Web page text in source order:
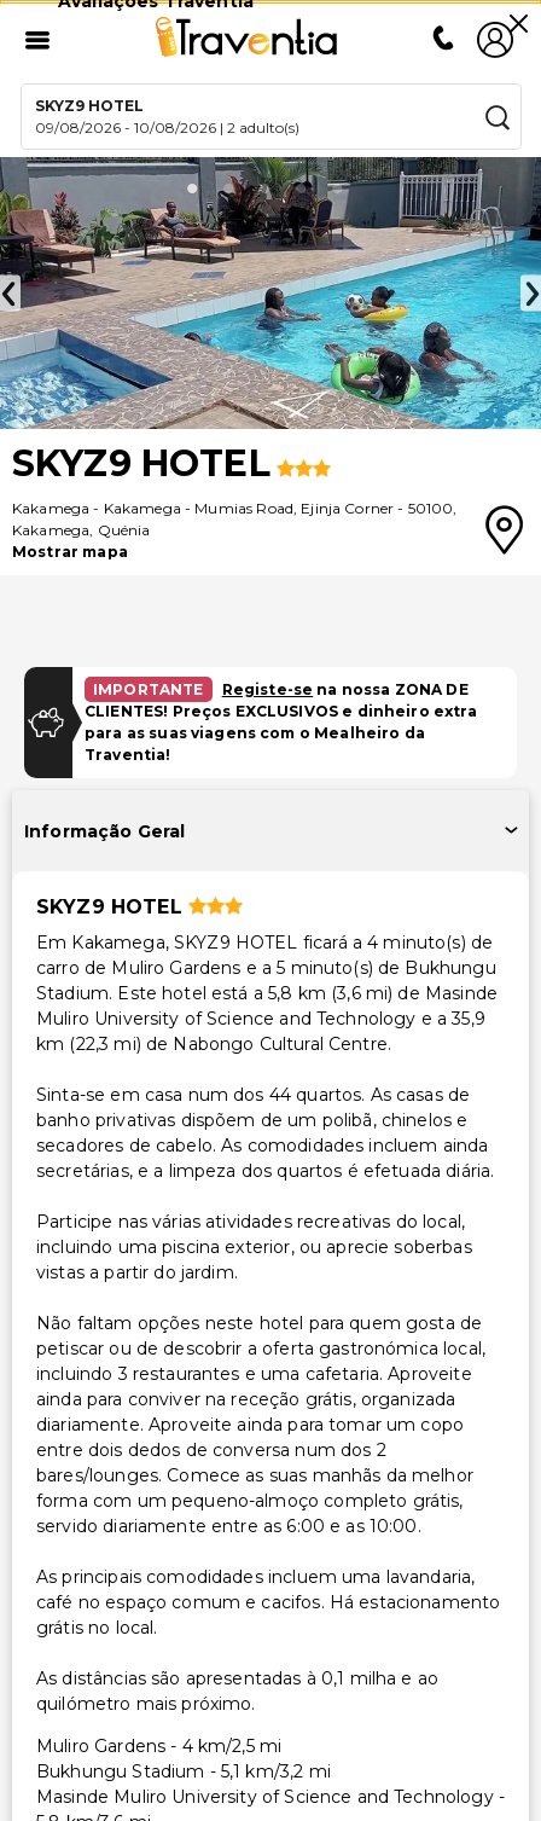
SKYZ9 HOTEL
09/08/2026 -10/08/2026 |2 adulto(s)
SKYZ9 HOTEL
Kakamega - Kakamega - Mumias Road, Ejinja Corner - 50100,
Kakamega, Quénia
Mostrar mapa
IMPORTANTE Registe-se na nossa ZONA DE
CLIENTES! Preços EXCLUSIVOS e dinheiro extra
para as suas viagens com o Mealheiro da
Traventia!
Informação Geral
SKYZ9 HOTEL
Em Kakamega, SKYZ9 HOTEL ficará a 4 minuto(s) de
carro de Muliro Gardens e a 5 minuto(s) de Bukhungu
Stadium. Este hotel está a 5,8 km (3,6 mi) de Masinde
Muliro University of Science and Technology e a 35,9
km (22,3 mi) de Nabongo Cultural Centre.
Sinta-se em casa num dos 44 quartos. As casas de
banho privativas dispõem de um polibã, chinelos e
secadores de cabelo. As comodidades incluem ainda
secretárias, e a limpeza dos quartos é efetuada diária.
Participe nas várias atividades recreativas do local,
incluindo uma piscina exterior, ou aprecie soberbas
vistas a partir do jardim.
Não faltam opções neste hotel para quem gosta de
petiscar ou de descobrir a oferta gastronómica local,
incluindo 3 restaurantes e uma cafetaria. Aproveite
ainda para conviver na receção grátis, organizada
diariamente. Aproveite ainda para tomar um copo
entre dois dedos de conversa num dos 2
bares/lounges. Comece as suas manhãs da melhor
forma com um pequeno-almoço completo grátis,
servido diariamente entre as 6:00 e as 10:00.
As principais comodidades incluem uma lavandaria,
café no espaço comum e cacifos. Há estacionamento
grátis no local.
As distâncias são apresentadas à 0,1 milha e ao
quilómetro mais próximo.
Muliro Gardens - 4 km/2,5 mi
Bukhungu Stadium - 5,1 km/3,2 mi
Masinde Muliro University of Science and Technology -